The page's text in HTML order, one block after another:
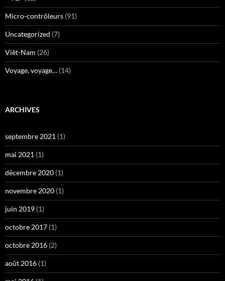
Micro-contrôleurs (91)
Uncategorized (7)
Viêt-Nam (26)
Voyage, voyage… (14)
ARCHIVES
septembre 2021 (1)
mai 2021 (1)
décembre 2020 (1)
novembre 2020 (1)
juin 2019 (1)
octobre 2017 (1)
octobre 2016 (2)
août 2016 (1)